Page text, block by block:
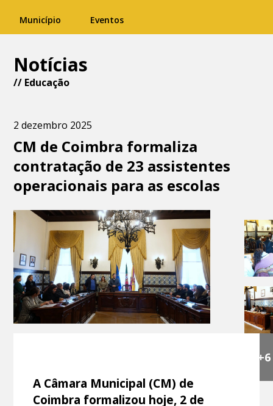
Município Eventos
Notícias
// Educação
2 dezembro 2025
CM de Coimbra formaliza
contratação de 23 assistentes
operacionais para as escolas
+6
A Câmara Municipal (CM) de
Coimbra formalizou hoje, 2 de